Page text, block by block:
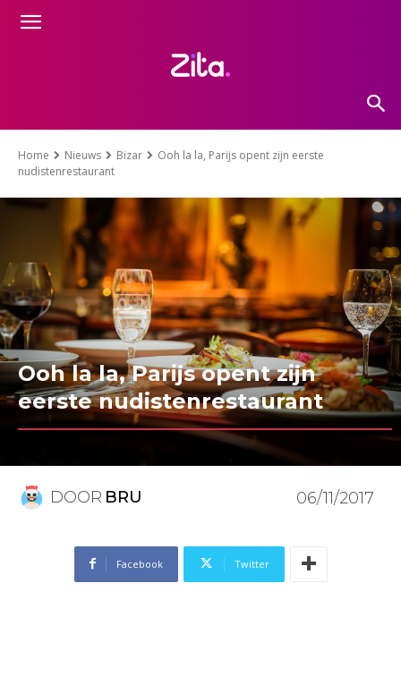
Home Nieuws Bizar
Ooh la la, Parijs opent zijn eerste
nudistenrestaurant
Ooh la la, Parijs opent zijn
eerste nudistenrestaurant
DOOR BRU 06/11/2017
Facebook Twitter